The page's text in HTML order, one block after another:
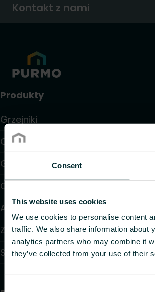
Consent
This website uses cookies
We use cookies to personalise content
traffic. We also share information about
analytics partners who may combine it
they’ve collected from your use of their
Kontakt z nami
Produkty
Grzejniki
Ogrzewanie i chłodzenie
Grzejniki konwektorowe i
Ogrzewanie elektryczne
Automatyka
Zawory i głowice termostatyczne
Systemy instalacyjne